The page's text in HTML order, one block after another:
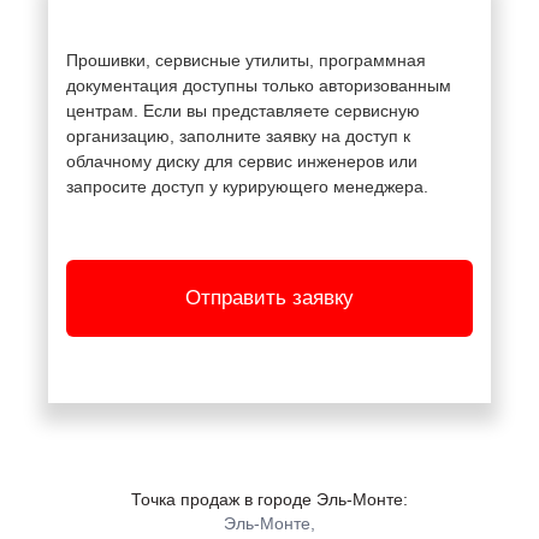
Прошивки, сервисные утилиты, программная
документация доступны только авторизованным
центрам. Если вы представляете сервисную
организацию, заполните заявку на доступ к
облачному диску для сервис инженеров или
запросите доступ у курирующего менеджера.
Отправить заявку
Точка продаж в городе Эль-Монте:
Эль-Монте,